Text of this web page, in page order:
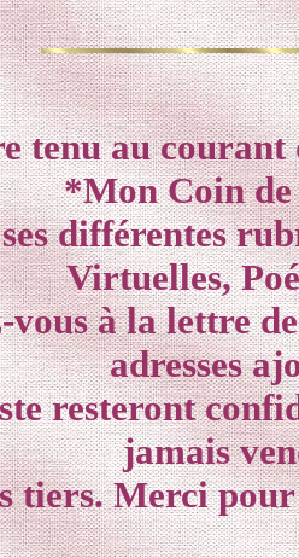
tenu au courant
*Mon Coin
différentes
Virtuelles,
vous à la lettre
adresses
resteront
jamais
tiers. Merci